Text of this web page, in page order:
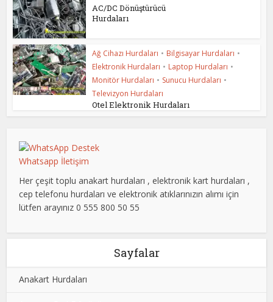
AC/DC Dönüştürücü
Hurdaları
Ağ Cihazı Hurdaları • Bilgisayar Hurdaları •
Elektronik Hurdaları • Laptop Hurdaları •
Monitör Hurdaları • Sunucu Hurdaları •
Televizyon Hurdaları
Otel Elektronik Hurdaları
Whatsapp İletişim
Her çeşit toplu anakart hurdaları , elektronik kart hurdaları ,
cep telefonu hurdaları ve elektronik atıklarınızın alımı için
lütfen arayınız 0 555 800 50 55
Sayfalar
Anakart Hurdaları